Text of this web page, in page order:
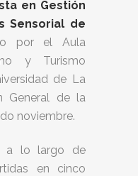
en Gestión
Sensorial de
por el Aula
y Turismo
de La
General de la
noviembre.
a lo largo de
en cinco